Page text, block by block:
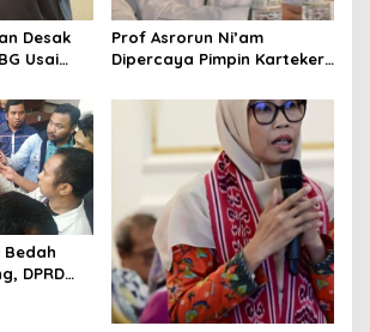
Desak
Usai
Prof Asrorun Ni’am
Dipercaya Pimpin Karteker
Regenerasi Kepemimpinan
DPRD